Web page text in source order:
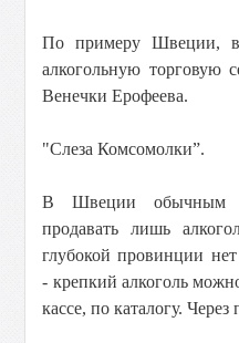
По примеру Швеции,
алкогольную торговую
Венечки Ерофеева.
"Слеза Комсомолки”.
В Швеции обычным
продавать лишь
глубокой провинции нет
- крепкий алкоголь
кассе, по каталогу.